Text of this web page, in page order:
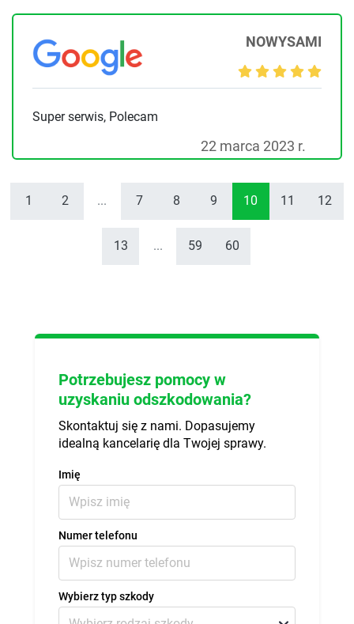
NOWYSAMI
Super serwis, Polecam
22 marca 2023 r.
1 2 ... 7 8 9 10 11 12
13 ... 59 60
Potrzebujesz pomocy w
uzyskaniu odszkodowania?
Skontaktuj się z nami. Dopasujemy
idealną kancelarię dla Twojej sprawy.
Imię
Numer telefonu
Wybierz typ szkody